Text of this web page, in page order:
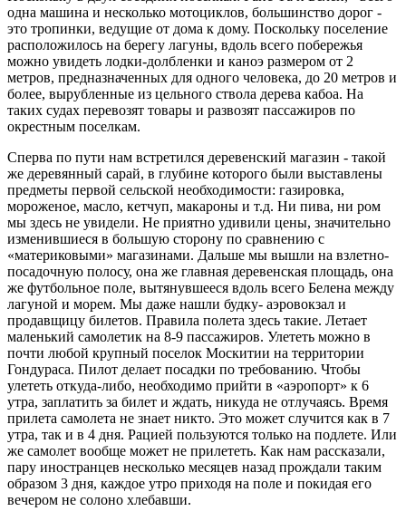
одна машина и несколько мотоциклов, большинство дорог -
это тропинки, ведущие от дома к дому. Поскольку поселение
расположилось на берегу лагуны, вдоль всего побережья
можно увидеть лодки-долбленки и каноэ размером от 2
метров, предназначенных для одного человека, до 20 метров и
более, вырубленные из цельного ствола дерева кабоа. На
таких судах перевозят товары и развозят пассажиров по
окрестным поселкам.
Сперва по пути нам встретился деревенский магазин - такой
же деревянный сарай, в глубине которого были выставлены
предметы первой сельской необходимости: газировка,
мороженое, масло, кетчуп, макароны и т.д. Ни пива, ни ром
мы здесь не увидели. Не приятно удивили цены, значительно
изменившиеся в большую сторону по сравнению с
«материковыми» магазинами. Дальше мы вышли на взлетно-
посадочную полосу, она же главная деревенская площадь, она
же футбольное поле, вытянувшееся вдоль всего Белена между
лагуной и морем. Мы даже нашли будку- аэровокзал и
продавщицу билетов. Правила полета здесь такие. Летает
маленький самолетик на 8-9 пассажиров. Улететь можно в
почти любой крупный поселок Москитии на территории
Гондураса. Пилот делает посадки по требованию. Чтобы
улететь откуда-либо, необходимо прийти в «аэропорт» к 6
утра, заплатить за билет и ждать, никуда не отлучаясь. Время
прилета самолета не знает никто. Это может случится как в 7
утра, так и в 4 дня. Рацией пользуются только на подлете. Или
же самолет вообще может не прилететь. Как нам рассказали,
пару иностранцев несколько месяцев назад прождали таким
образом 3 дня, каждое утро приходя на поле и покидая его
вечером не солоно хлебавши.